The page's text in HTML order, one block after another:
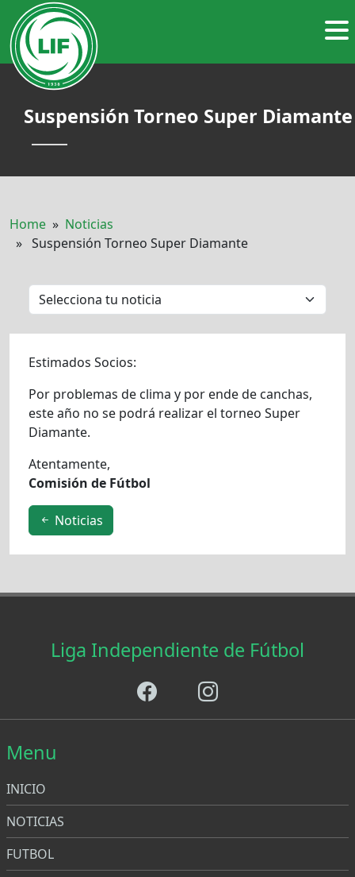
Suspensión Torneo Super Diamante
Home » Noticias
» Suspensión Torneo Super Diamante
Estimados Socios:
Por problemas de clima y por ende de canchas,
este año no se podrá realizar el torneo Super
Diamante.
Atentamente,
Comisión de Fútbol
Noticias
Liga Independiente de Fútbol
Menu
INICIO
NOTICIAS
FUTBOL